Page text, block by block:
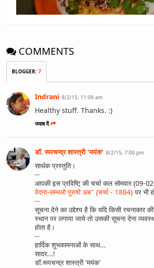
COMMENTS
BLOGGER:7
Indrani 8/2/15, 11:09 am
Healthy stuff. Thanks. :)
जवाब दें
डॉ. रूपचन्द्र शास्त्री 'मयंक' 8/2/15, 7:00 pm
सार्थक प्रस्तुति।
--
आपकी इस प्रविष्टि् की चर्चा कल सोमवार (09-
वेदना-सम्भलो पुरुषों अब" {चर्चा - 1884}पर भी
--
सूचना देने का उद्देश्य है कि यदि किसी रचनाकार
स्थान पर लगाया जाये तो उसकी सूचना देना
होता है।
--
हार्दिक शुभकामनाओं के साथ...
सादर...!
डॉ.रूपचन्द्र शास्त्री 'मयंक'